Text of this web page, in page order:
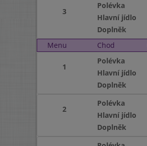
3
Polévka
Hlavní jídlo
Doplněk
Menu
Chod
1
Polévka
Hlavní jídlo
Doplněk
2
Polévka
Hlavní jídlo
Doplněk